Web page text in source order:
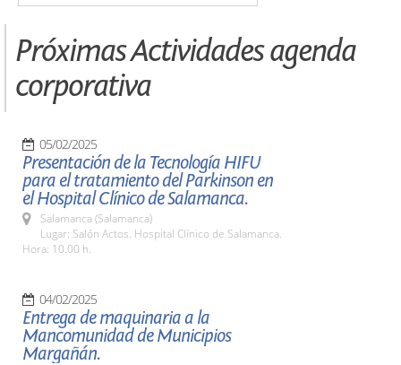
Próximas Actividades agenda
corporativa
05/02/2025
Presentación de la Tecnología HIFU
para el tratamiento del Parkinson en
el Hospital Clínico de Salamanca.
Salamanca (Salamanca)
Lugar: Salón Actos. Hospital Clínico de Salamanca.
Hora: 10.00 h.
04/02/2025
Entrega de maquinaria a la
Mancomunidad de Municipios
Margañán.